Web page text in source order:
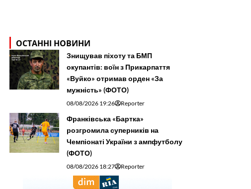
ОСТАННІ НОВИНИ
Знищував піхоту та БМП
окупантів: воїн з Прикарпаття
«Вуйко» отримав орден «За
мужність» (ФОТО)
08/08/2026 19:26 Reporter
Франківська «Бартка»
розгромила суперників на
Чемпіонаті України з ампфутболу
(ФОТО)
08/08/2026 18:27 Reporter